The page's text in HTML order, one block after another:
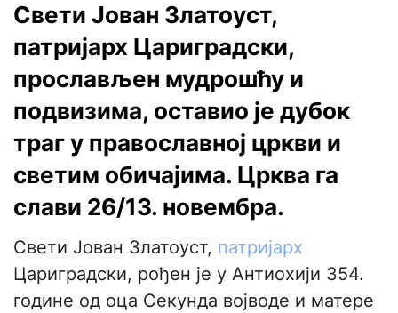
Свети Јован Златоуст,
патријарх Цариградски,
прослављен мудрошћу и
подвизима, оставио је дубок
траг у православној цркви и
светим обичајима. Црква га
слави 26/13. новембра.
Свети Јован Златоуст, патријарх
Цариградски, рођен је у Антиохији 354.
године од оца Секунда војводе и матере